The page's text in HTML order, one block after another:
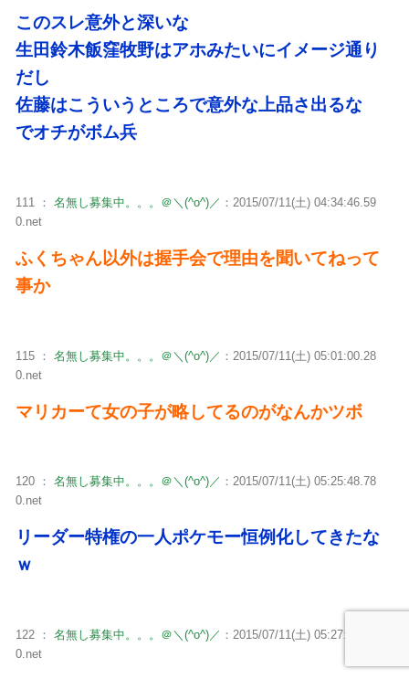
このスレ意外と深いな
生田鈴木飯窪牧野はアホみたいにイメージ通り
だし
佐藤はこういうところで意外な上品さ出るな
でオチがボム兵
111 ： 名無し募集中。。。＠＼(^o^)／ ：2015/07/11(土) 04:34:46.59
0.net
ふくちゃん以外は握手会で理由を聞いてねって
事か
115 ： 名無し募集中。。。＠＼(^o^)／ ：2015/07/11(土) 05:01:00.28
0.net
マリカーて女の子が略してるのがなんかツボ
120 ： 名無し募集中。。。＠＼(^o^)／ ：2015/07/11(土) 05:25:48.78
0.net
リーダー特権の一人ポケモー恒例化してきたな
ｗ
122 ： 名無し募集中。。。＠＼(^o^)／ ：2015/07/11(土) 05:27:16.26
0.net